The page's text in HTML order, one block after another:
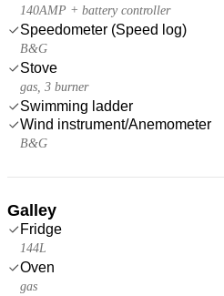
140AMP + battery controller
Speedometer (Speed log)
B&G
Stove
gas, 3 burner
Swimming ladder
Wind instrument/Anemometer
B&G
Galley
Fridge
144L
Oven
gas